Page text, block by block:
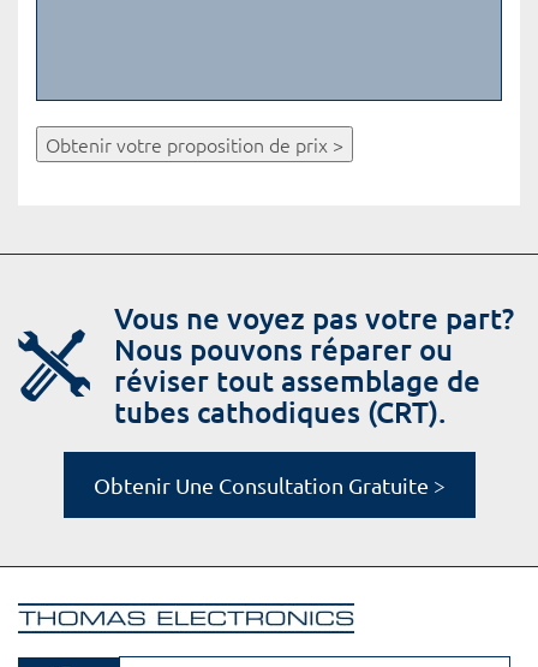
Obtenir votre proposition de prix >
Vous ne voyez pas votre part?
Nous pouvons réparer ou
réviser tout assemblage de
tubes cathodiques (CRT).
Obtenir Une Consultation Gratuite >